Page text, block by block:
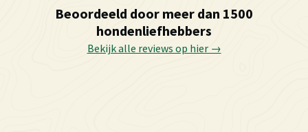
Beoordeeld door meer dan 1500
hondenliefhebbers
Bekijk alle reviews op hier →